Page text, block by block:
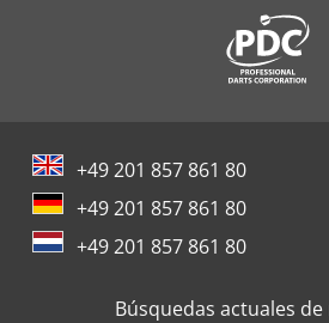
+49 201 857 861 80
+49 201 857 861 80
+49 201 857 861 80
Búsquedas actuales